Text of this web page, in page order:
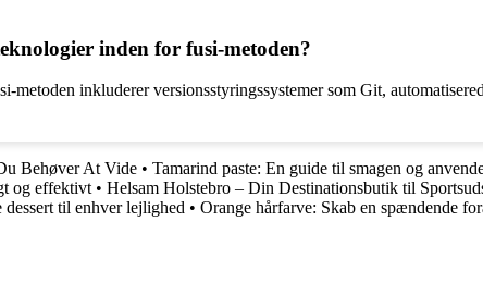
inden for fusi-metoden?
inkluderer versionsstyringssystemer som Git,
Behøver At Vide • Tamarind paste: En guide til smagen og
og effektivt• Helsam Holstebro – Din Destinationsbutik til
til enhver lejlighed • Orange hårfarve: Skab en spændende